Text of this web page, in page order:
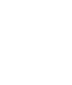
נתוני המנוע החשמלי